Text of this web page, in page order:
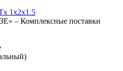
1x2x1.5
– Комплексные поставки